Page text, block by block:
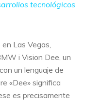
tecnológicos
en Las Vegas,
i Vision Dee, un
un lenguaje de
«Dee» significa
es precisamente